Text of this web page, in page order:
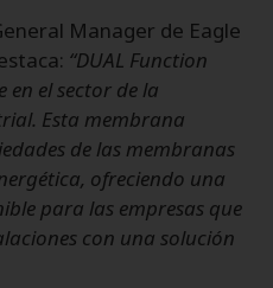
Manager de Eagle
“DUAL Function
el sector de la
Esta membrana
de las membranas
ofreciendo una
para las empresas que
con una solución